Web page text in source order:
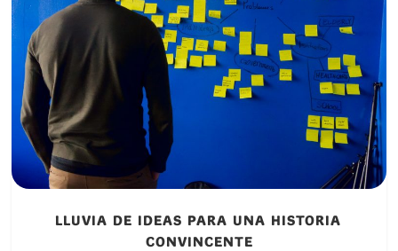
LLUVIA DE IDEAS PARA UNA HISTORIA
CONVINCENTE